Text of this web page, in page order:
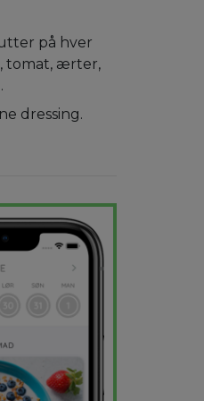
på hver
tomat, ærter,
dressing.